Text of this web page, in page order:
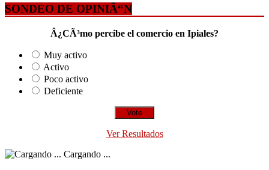
SONDEO DE OPINIÃ“N
Â¿CÃ³mo percibe el comercio en Ipiales?
Muy activo
Activo
Poco activo
Deficiente
Ver Resultados
Cargando ...